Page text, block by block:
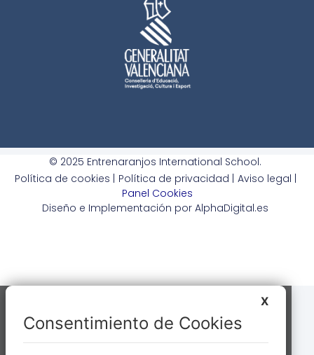
© 2025 Entrenaranjos International School.
Política de cookies |
Política de privacidad |
Aviso legal |
Panel Cookies
Diseño e Implementación por AlphaDigital.es
X
Consentimiento de Cookies